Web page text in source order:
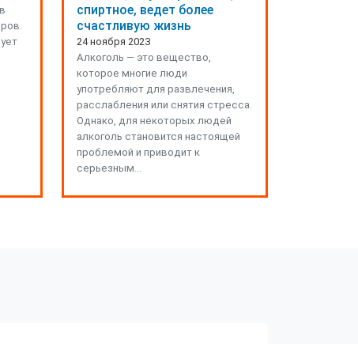
спиртное, ведет более
счастливую жизнь
24 ноября 2023
Алкоголь — это вещество,
которое многие люди
употребляют для развлечения,
расслабления или снятия стресса.
Однако, для некоторых людей
алкоголь становится настоящей
проблемой и приводит к
серьезным…